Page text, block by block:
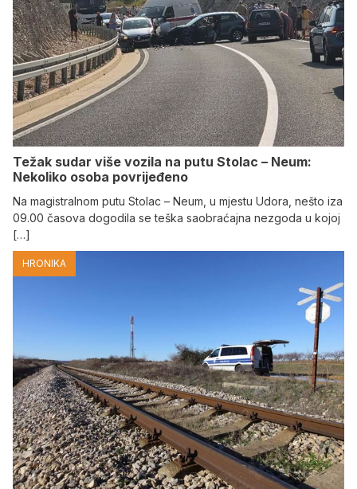
Težak sudar više vozila na putu Stolac – Neum:
Nekoliko osoba povrijeđeno
Na magistralnom putu Stolac – Neum, u mjestu Udora, nešto iza
09.00 časova dogodila se teška saobraćajna nezgoda u kojoj
[…]
HRONIKA